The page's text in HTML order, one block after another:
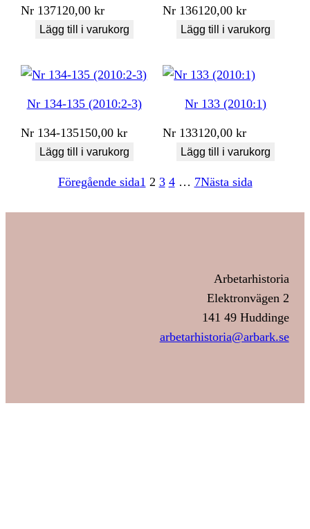
Nr 137120,00kr
Lägg till i varukorg
Nr 136120,00kr
Lägg till i varukorg
Nr 134-135 (2010:2-3)
Nr 134-135150,00kr
Lägg till i varukorg
Nr 133 (2010:1)
Nr 133120,00kr
Lägg till i varukorg
Föregående sida1 2 3 4 … 7Nästa sida
Arbetarhistoria
Elektronvägen 2
141 49 Huddinge
arbetarhistoria@arbark.se